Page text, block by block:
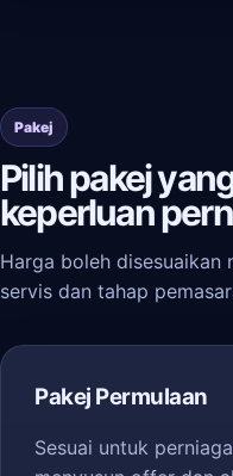
Pakej
Pilih pakej
keperluan
Harga boleh disesuaikan
servis dan tahap
Pakej Permulaan
Sesuai untuk